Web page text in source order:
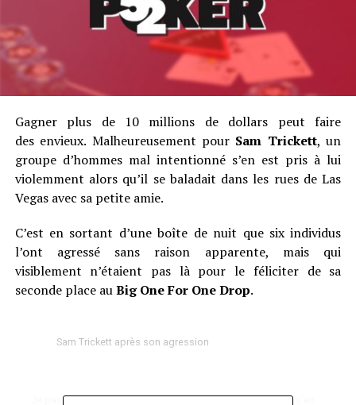
Gagner plus de 10 millions de dollars peut faire
des envieux. Malheureusement pour Sam Trickett, un
groupe d’hommes mal intentionné s’en est pris à lui
violemment alors qu’il se baladait dans les rues de Las
Vegas avec sa petite amie.
C’est en sortant d’une boîte de nuit que six individus
l’ont agressé sans raison apparente, mais qui
visiblement n’étaient pas là pour le féliciter de sa
seconde place auBig One For One Drop.
Sam Trickett après son agression
Je passais une super journée jusqu’à ce que six individus s’en